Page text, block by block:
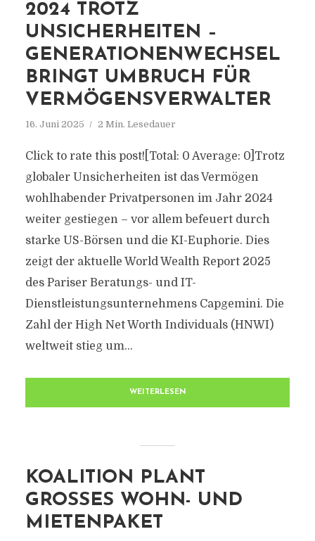
2024 TROTZ
UNSICHERHEITEN –
GENERATIONENWECHSEL
BRINGT UMBRUCH FÜR
VERMÖGENSVERWALTER
16. Juni 2025 2 Min. Lesedauer
Click to rate this post![Total: 0 Average: 0]Trotz
globaler Unsicherheiten ist das Vermögen
wohlhabender Privatpersonen im Jahr 2024
weiter gestiegen – vor allem befeuert durch
starke US-Börsen und die KI-Euphorie. Dies
zeigt der aktuelle World Wealth Report 2025
des Pariser Beratungs- und IT-
Dienstleistungsunternehmens Capgemini. Die
Zahl der High Net Worth Individuals (HNWI)
weltweit stieg um...
WEITERLESEN
KOALITION PLANT
GROSSES WOHN- UND M
IETENPAKET